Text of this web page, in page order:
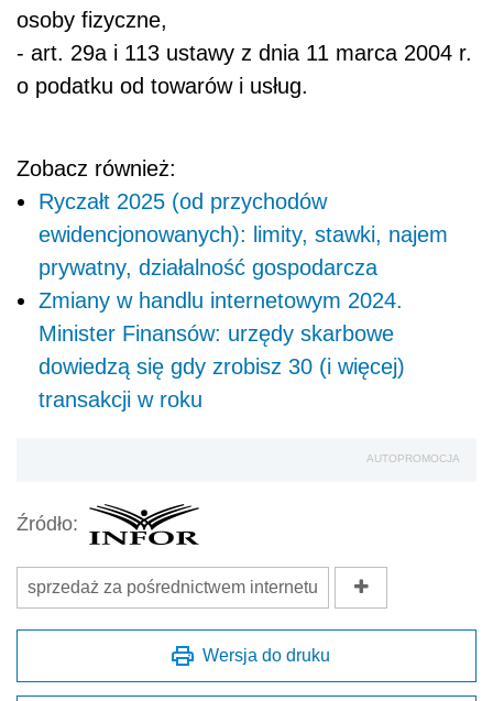
osoby fizyczne,
- art. 29a i 113 ustawy z dnia 11 marca 2004 r.
o podatku od towarów i usług.
Zobacz również:
Ryczałt 2025 (od przychodów
ewidencjonowanych): limity, stawki, najem
prywatny, działalność gospodarcza
Zmiany w handlu internetowym 2024.
Minister Finansów: urzędy skarbowe
dowiedzą się gdy zrobisz 30 (i więcej)
transakcji w roku
AUTOPROMOCJA
Źródło:
sprzedaż za pośrednictwem internetu
Wersja do druku